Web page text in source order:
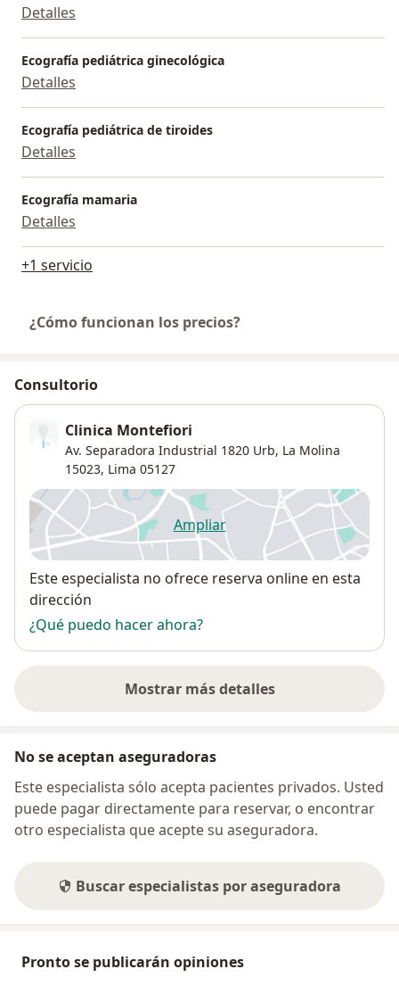
Detalles
Ecografía pediátrica ginecológica
Detalles
Ecografía pediátrica de tiroides
Detalles
Ecografía mamaria
Detalles
+1 servicio
¿Cómo funcionan los precios?
Consultorio
Clinica Montefiori
Av. Separadora Industrial 1820 Urb, La Molina
15023, Lima 05127
Ampliarse abre en una nueva
Disponibilidad
Este especialista no ofrece reserva online en esta
dirección
¿Qué puedo hacer ahora?
Mostrar más detalles
sobre la dirección
No se aceptan aseguradoras
Este especialista sólo acepta pacientes privados. Usted
puede pagar directamente para reservar, o encontrar
otro especialista que acepte su aseguradora.
Buscar especialistas por aseguradora
Pronto se publicarán opiniones